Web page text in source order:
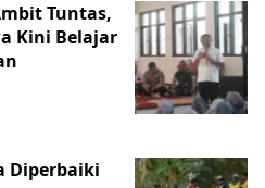
Tuntas,
Kini Belajar
Diperbaiki